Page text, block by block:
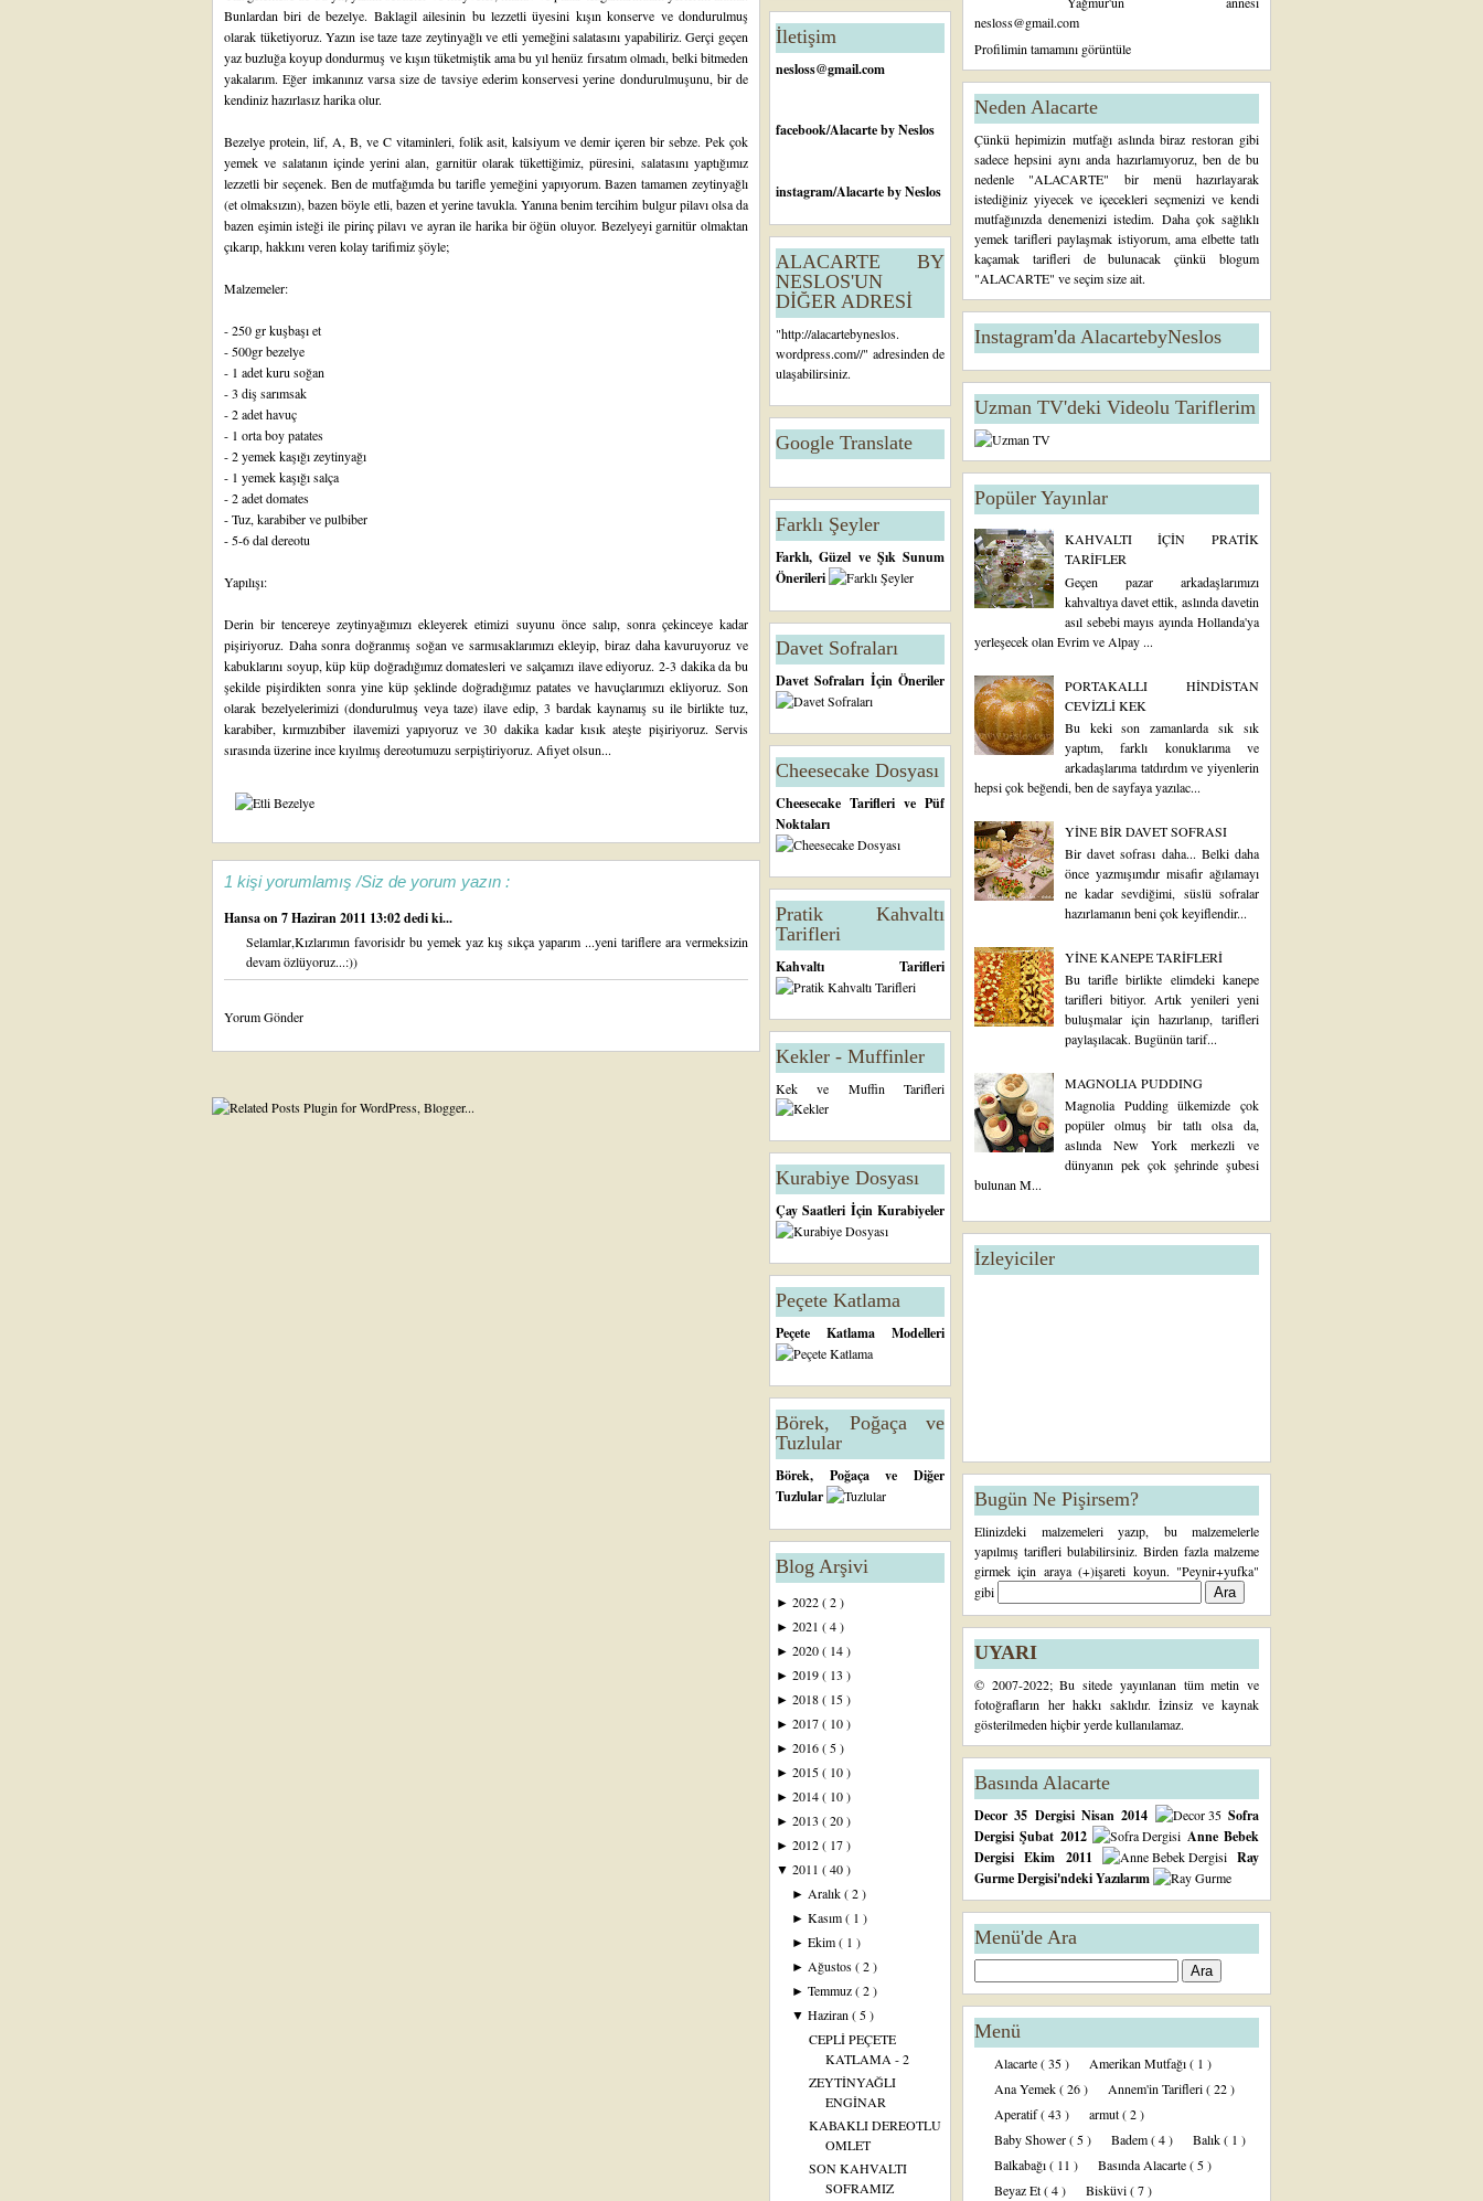
Bunlardan biri de bezelye. Baklagil ailesinin bu lezzetli üyesini kışın konserve ve dondurulmuş
olarak tüketiyoruz. Yazın ise taze taze zeytinyağlı ve etli yemeğini salatasını yapabiliriz. Gerçi geçen
yaz buzluğa koyup dondurmuş ve kışın tüketmiştik ama bu yıl henüz fırsatım olmadı, belki bitmeden
yakalarım. Eğer imkanınız varsa size de tavsiye ederim konservesi yerine dondurulmuşunu, bir de
kendiniz hazırlasız harika olur.
Bezelye protein, lif, A, B, ve C vitaminleri, folik asit, kalsiyum ve demir içeren bir sebze. Pek çok
yemek ve salatanın içinde yerini alan, garnitür olarak tükettiğimiz, püresini, salatasını yaptığımız
lezzetli bir seçenek. Ben de mutfağımda bu tarifle yemeğini yapıyorum. Bazen tamamen zeytinyağlı
(et olmaksızın), bazen böyle etli, bazen et yerine tavukla. Yanına benim tercihim bulgur pilavı olsa da
bazen eşimin isteği ile pirinç pilavı ve ayran ile harika bir öğün oluyor. Bezelyeyi garnitür olmaktan
çıkarıp, hakkını veren kolay tarifimiz şöyle;
Malzemeler:
- 250 gr kuşbaşı et
- 500gr bezelye
- 1 adet kuru soğan
- 3 diş sarımsak
- 2 adet havuç
- 1 orta boy patates
- 2 yemek kaşığı zeytinyağı
- 1 yemek kaşığı salça
- 2 adet domates
- Tuz, karabiber ve pulbiber
- 5-6 dal dereotu
Yapılışı:
Derin bir tencereye zeytinyağımızı ekleyerek etimizi suyunu önce salıp, sonra çekinceye kadar
pişiriyoruz. Daha sonra doğranmış soğan ve sarmısaklarımızı ekleyip, biraz daha kavuruyoruz ve
kabuklarını soyup, küp küp doğradığımız domatesleri ve salçamızı ilave ediyoruz. 2-3 dakika da bu
şekilde pişirdikten sonra yine küp şeklinde doğradığımız patates ve havuçlarımızı ekliyoruz. Son
olarak bezelyelerimizi (dondurulmuş veya taze) ilave edip, 3 bardak kaynamış su ile birlikte tuz,
karabiber, kırmızıbiber ilavemizi yapıyoruz ve 30 dakika kadar kısık ateşte pişiriyoruz. Servis
sırasında üzerine ince kıyılmış dereotumuzu serpiştiriyoruz. Afiyet olsun...
1 kişi yorumlamış /Siz de yorum yazın :
Hansaon 7 Haziran 2011 13:02 dedi ki...
Selamlar,Kızlarımın favorisidr bu yemek yaz kış sıkça yaparım ...yeni tariflere ara vermeksizin
devam özlüyoruz...:))
Yorum Gönder
İletişim
nesloss@gmail.com
facebook/Alacarte by Neslos
instagram/Alacarte by Neslos
ALACARTE BY
NESLOS'UN
DİĞER ADRESİ
"http://alacartebyneslos.
wordpress.com//" adresinden de
ulaşabilirsiniz.
Google Translate
Farklı Şeyler
Farklı, Güzel ve Şık Sunum
Önerileri
Davet Sofraları
Davet Sofraları İçin Öneriler
Cheesecake Dosyası
Cheesecake Tarifleri ve Püf
Noktaları
Pratik Kahvaltı
Tarifleri
Kahvaltı Tarifleri
Kekler - Muffinler
Kek ve Muffin Tarifleri
Kurabiye Dosyası
Çay Saatleri İçin Kurabiyeler
Peçete Katlama
Peçete Katlama Modelleri
Börek, Poğaça ve
Tuzlular
Börek, Poğaça ve Diğer
Tuzlular
Blog Arşivi
► 2022( 2 )
► 2021 ( 4 )
► 2020( 14 )
► 2019( 13 )
► 2018( 15 )
► 2017( 10 )
► 2016( 5 )
► 2015( 10 )
► 2014( 10 )
► 2013 ( 20 )
► 2012( 17 )
▼ 2011 ( 40 )
►Aralık( 2 )
►Kasım( 1 )
►Ekim( 1 )
►Ağustos( 2 )
►Temmuz( 2 )
▼Haziran( 5 )
CEPLİ PEÇETE
KATLAMA - 2
ZEYTİNYAĞLI
ENGİNAR
KABAKLI DEREOTLU
OMLET
SON KAHVALTI
SOFRAMIZ
nesloss@gmail.com
Profilimin tamamını görüntüle
Neden Alacarte
Çünkü hepimizin mutfağı aslında biraz restoran gibi
sadece hepsini aynı anda hazırlamıyoruz, ben de bu
nedenle "ALACARTE" bir menü hazırlayarak
istediğiniz yiyecek ve içecekleri seçmenizi ve kendi
mutfağınızda denemenizi istedim. Daha çok sağlıklı
yemek tarifleri paylaşmak istiyorum, ama elbette tatlı
kaçamak tarifleri de bulunacak çünkü blogum
"ALACARTE" ve seçim size ait.
Instagram'da AlacartebyNeslos
Uzman TV'deki Videolu Tariflerim
Popüler Yayınlar
KAHVALTI İÇİN PRATİK
TARİFLER
Geçen pazar arkadaşlarımızı
kahvaltıya davet ettik, aslında davetin
asıl sebebi mayıs ayında Hollanda'ya
yerleşecek olan Evrim ve Alpay ...
PORTAKALLI HİNDİSTAN
CEVİZLİ KEK
Bu keki son zamanlarda sık sık
yaptım, farklı konuklarıma ve
arkadaşlarıma tatdırdım ve yiyenlerin
hepsi çok beğendi, ben de sayfaya yazılac...
YİNE BİR DAVET SOFRASI
Bir davet sofrası daha... Belki daha
önce yazmışımdır misafir ağılamayı
ne kadar sevdiğimi, süslü sofralar
hazırlamanın beni çok keyiflendir...
YİNE KANEPE TARİFLERİ
Bu tarifle birlikte elimdeki kanepe
tarifleri bitiyor. Artık yenileri yeni
buluşmalar için hazırlanıp, tarifleri
paylaşılacak. Bugünün tarif...
MAGNOLIA PUDDING
Magnolia Pudding ülkemizde çok
popüler olmuş bir tatlı olsa da,
aslında New York merkezli ve
dünyanın pek çok şehrinde şubesi
bulunan M...
İzleyiciler
Bugün Ne Pişirsem?
Elinizdeki malzemeleri yazıp, bu malzemelerle
yapılmış tarifleri bulabilirsiniz. Birden fazla malzeme
girmek için araya (+)işareti koyun. "Peynir+yufka"
gibi
UYARI
© 2007-2022; Bu sitede yayınlanan tüm metin ve
fotoğrafların her hakkı saklıdır. İzinsiz ve kaynak
gösterilmeden hiçbir yerde kullanılamaz.
Basında Alacarte
Decor 35 Dergisi Nisan 2014
Sofra
Dergisi Şubat 2012
Anne Bebek
Dergisi Ekim 2011
Ray
Gurme Dergisi'ndeki Yazılarım
Menü'de Ara
Menü
Alacarte( 35 ) Amerikan Mutfağı( 1 )
Ana Yemek( 26 ) Annem'in Tarifleri( 22 )
Aperatif( 43 ) armut( 2 )
Baby Shower( 5 ) Badem( 4 ) Balık( 1 )
Balkabağı( 11 ) Basında Alacarte( 5 )
Beyaz Et( 4 ) Bisküvi( 7 )